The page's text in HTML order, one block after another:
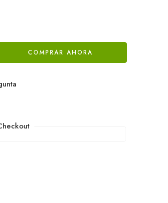
COMPRAR AHORA